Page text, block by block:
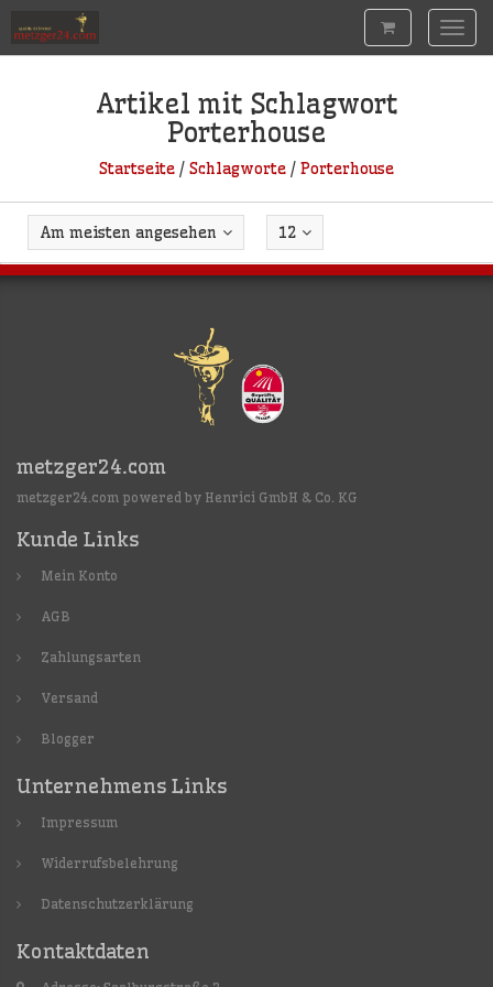
Artikel mit Schlagwort
Porterhouse
Startseite / Schlagworte / Porterhouse
Am meisten angesehen 12
metzger24.com
metzger24.com powered by Henrici GmbH & Co. KG
Kunde Links
Mein Konto
AGB
Zahlungsarten
Versand
Blogger
Unternehmens Links
Impressum
Widerrufsbelehrung
Datenschutzerklärung
Kontaktdaten